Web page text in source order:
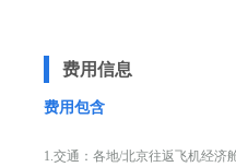
费用信息
费用包含
1.交通：各地/北京往返飞机经济